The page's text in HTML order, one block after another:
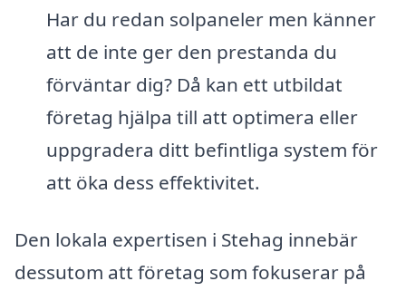
Har du redan solpaneler men känner
att de inte ger den prestanda du
förväntar dig? Då kan ett utbildat
företag hjälpa till att optimera eller
uppgradera ditt befintliga system för
att öka dess effektivitet.
Den lokala expertisen i Stehag innebär
dessutom att företag som fokuserar på